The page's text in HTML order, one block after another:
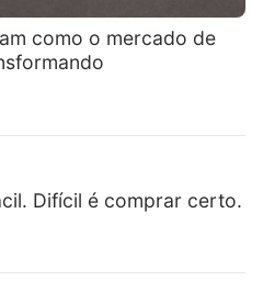
como o mercado de
Difícil é comprar certo.